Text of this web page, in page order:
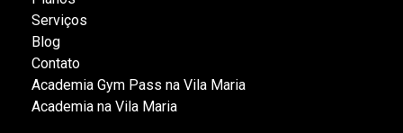
Serviços
Blog
Contato
Academia Gym Pass na Vila Maria
Academia na Vila Maria